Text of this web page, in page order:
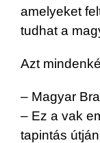
amelyeket
tudhat a
Azt
– Magyar
– Ez a vak
tapintás